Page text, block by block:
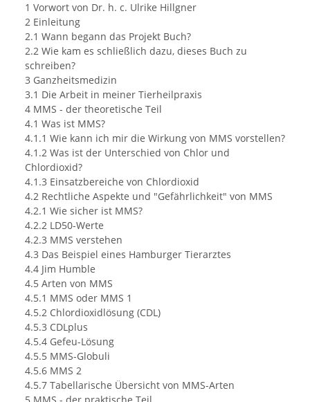
1 Vorwort von Dr. h. c. Ulrike Hillgner
2 Einleitung
2.1 Wann begann das Projekt Buch?
2.2 Wie kam es schließlich dazu, dieses Buch zu
schreiben?
3 Ganzheitsmedizin
3.1 Die Arbeit in meiner Tierheilpraxis
4 MMS - der theoretische Teil
4.1 Was ist MMS?
4.1.1 Wie kann ich mir die Wirkung von MMS vorstellen?
4.1.2 Was ist der Unterschied von Chlor und
Chlordioxid?
4.1.3 Einsatzbereiche von Chlordioxid
4.2 Rechtliche Aspekte und "Gefährlichkeit" von MMS
4.2.1 Wie sicher ist MMS?
4.2.2 LD50-Werte
4.2.3 MMS verstehen
4.3 Das Beispiel eines Hamburger Tierarztes
4.4 Jim Humble
4.5 Arten von MMS
4.5.1 MMS oder MMS 1
4.5.2 Chlordioxidlösung (CDL)
4.5.3 CDLplus
4.5.4 Gefeu-Lösung
4.5.5 MMS-Globuli
4.5.6 MMS 2
4.5.7 Tabellarische Übersicht von MMS-Arten